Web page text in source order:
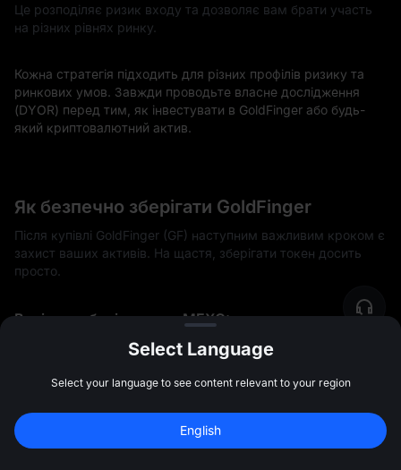
Це розподіляє ризик входу та дозволяє вам брати участь
на різних рівнях ринку.
Кожна стратегія підходить для різних профілів ризику та
ринкових умов. Завжди проводьте власне дослідження
(DYOR) перед тим, як інвестувати в GoldFinger або будь-
який криптовалютний актив.
Як безпечно зберігати GoldFinger
Після купівлі GoldFinger (GF) наступним важливим кроком є
захист ваших активів. На щастя, зберігати токен досить
просто.
Варіанти зберігання на MEXC:
акаунту MEXC. Кошти захищені двофакторною
аутентифікацією (2FA), сучасним шифруванням та
інфраструктурою холодного зберігання.
Зовнішні гаманці
Зареєструйтесь для бонусу у 10 000
Select Language
Select your language to see content relevant to your region
English